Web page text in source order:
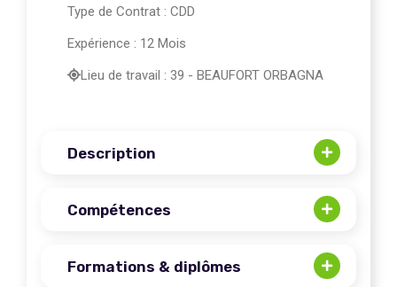
Type de Contrat : CDD
Expérience : 12 Mois
Lieu de travail : 39 - BEAUFORT ORBAGNA
Description
Compétences
Formations & diplômes